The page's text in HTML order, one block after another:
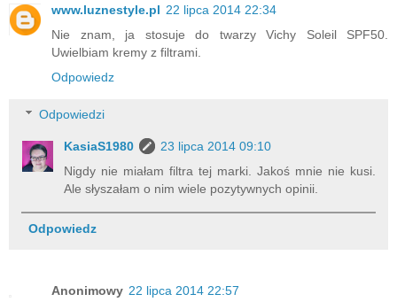
www.luznestyle.pl 22 lipca 2014 22:34
Nie znam, ja stosuje do twarzy Vichy Soleil SPF50.
Uwielbiam kremy z filtrami.
Odpowiedz
Odpowiedzi
KasiaS1980
23 lipca 2014 09:10
Nigdy nie miałam filtra tej marki. Jakoś mnie nie kusi.
Ale słyszałam o nim wiele pozytywnych opinii.
Odpowiedz
Anonimowy 22 lipca 2014 22:57